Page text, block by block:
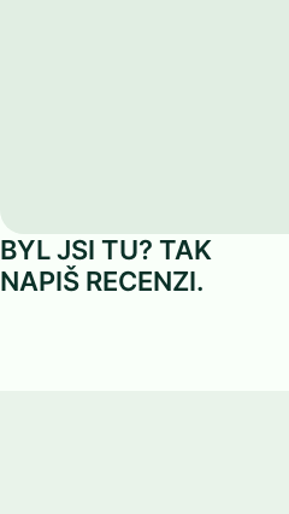
BYL JSI TU? TAK
NAPIŠ RECENZI.